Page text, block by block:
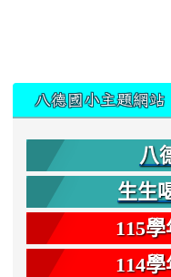
八德國小主題網站
八
生生
115
114